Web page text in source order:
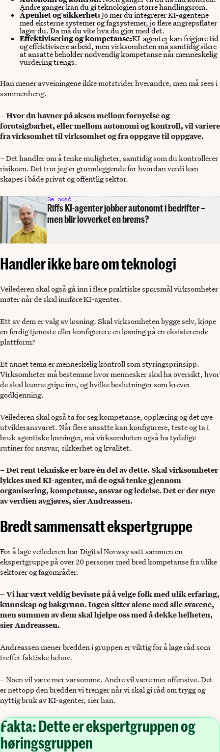
Andre ganger kan du gi teknologien større handlingsrom.
Åpenhet og sikkerhet:Jo mer du integrerer KI-agentene
med eksterne systemer og fagsystemer, jo flere angrepsflater
lager du. Da må du vite hva du gjør med det.
Effektivisering og kompetanse:KI-agenter kan frigjøre tid
og effektivisere arbeid, men virksomheten må samtidig sikre
at ansatte beholder nødvendig kompetanse når menneskelig
vurdering trengs.
Han mener avveiningene ikke motstrider hverandre, men må sees i
sammenheng.
– Hvor du havner på aksen mellom fornyelse og
forutsigbarhet, eller mellom autonomi og kontroll, vil variere
fra virksomhet til virksomhet og fra oppgave til oppgave.
– Det handler om å tenke muligheter, samtidig som du kontrollerer
risikoen. Det tror jeg er grunnleggende for hvordan verdi kan
skapes i både privat og offentlig sektor.
Se også
Riffs KI-agenter jobber autonomt i bedrifter –
men blir lovverket en brems?
Handler ikke bare om teknologi
Veilederen skal også gå inn i flere praktiske spørsmål virksomheter
møter når de skal innføre KI-agenter.
Ett av dem er valg av løsning. Skal virksomheten bygge selv, kjøpe
en ferdig tjeneste eller konfigurere en løsning på en eksisterende
plattform?
Et annet tema er menneskelig kontroll som styringsprinsipp.
Virksomheter må bestemme hvor mennesker skal ha oversikt, hvor
de skal kunne gripe inn, og hvilke beslutninger som krever
godkjenning.
Veilederen skal også ta for seg kompetanse, opplæring og det nye
utvikleransvaret. Når flere ansatte kan konfigurere, teste og ta i
bruk agentiske løsninger, må virksomheten også ha tydelige
rutiner for ansvar, sikkerhet og kvalitet.
– Det rent tekniske er bare én del av dette. Skal virksomheter
lykkes med KI-agenter, må de også tenke gjennom
organisering, kompetanse, ansvar og ledelse. Det er der mye
av verdien avgjøres, sier Andreassen.
Bredt sammensatt ekspertgruppe
For å lage veilederen har Digital Norway satt sammen en
ekspertgruppe på over 20 personer med bred kompetanse fra ulike
sektorer og fagområder.
– Vi har vært veldig bevisste på å velge folk med ulik erfaring,
kunnskap og bakgrunn. Ingen sitter alene med alle svarene,
men summen av dem skal hjelpe oss med å dekke helheten,
sier Andreassen.
Andreassen mener bredden i gruppen er viktig for å lage råd som
treffer faktiske behov.
– Noen vil være mer varsomme. Andre vil være mer offensive. Det
er nettopp den bredden vi trenger når vi skal gi råd om trygg og
nyttig bruk av KI-agenter, sier han.
Fakta: Dette er ekspertgruppen og
høringsgruppen